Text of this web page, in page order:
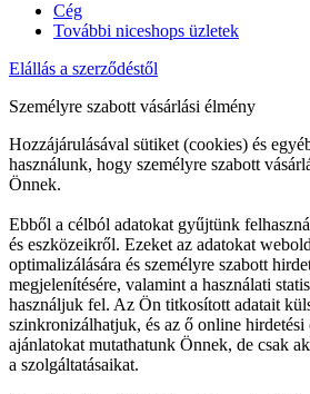
Cég
További niceshops üzletek
Elállás a szerződéstől
Személyre szabott vásárlási élmény
Hozzájárulásával sütiket (cookies) és
használunk, hogy személyre szabott
Önnek.
Ebből a célból adatokat gyűjtünk
és eszközeikről. Ezeket az adatokat
optimalizálására és személyre szabott
megjelenítésére, valamint a használati
használjuk fel. Az Ön titkosított adatait
szinkronizálhatjuk, és az ő online hirdetési
ajánlatokat mutathatunk Önnek, de csak
a szolgáltatásaikat.